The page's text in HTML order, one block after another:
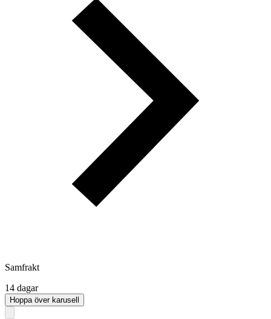
Samfrakt
14 dagar
Hoppa över karusell